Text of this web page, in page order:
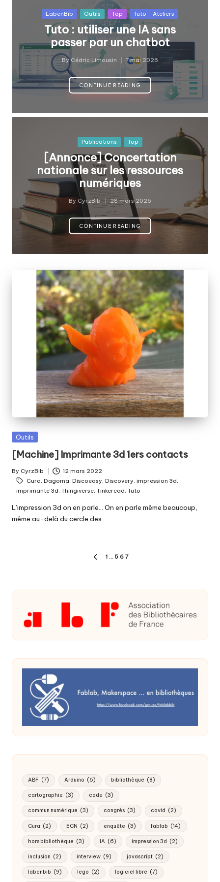
b
Posted
LabenBib Outils Top Tuto - Ateliers
Tuto : utiliser une IA sans
passer par un chatbot
Posted
by
ByCédric Limousin 7 mai 2026
CONTINUE READING
Posted
Publications Top
[Annonce] Concertation
nationale sur les ressources
numériques
Posted
By CyrzBib 28 mars 2026
CONTINUE READING
Posted
Outils
[Machine] Imprimante 3d 1ers contacts
Posted
by
By CyrzBib
12 mars 2022
Tags:Cura, Dagoma, Discoeasy, Discovery, impression 3d,
imprimante 3d,Thingiverse,Tinkercad,Tuto
L’impression 3d on en parle... On en parle même beaucoup,
même au-delà du cercle des…
publications
PREVIOUS
1 … 5 6 7
ABF (7) Arduino (6) bibliothèque (8)
cartographie (3) code (3)
commun numérique (3) congrès (3) covid (2)
Cura (2) ECN (2) enquête (3) fablab (14)
hors bibliothèque (3) IA (6) impression 3d (2)
inclusion (2) interview (9) javascript (2)
labenbib (9) lego (2) logiciel libre (7)